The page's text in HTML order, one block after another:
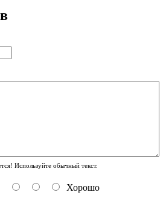
Используйте обычный текст.
Хорошо